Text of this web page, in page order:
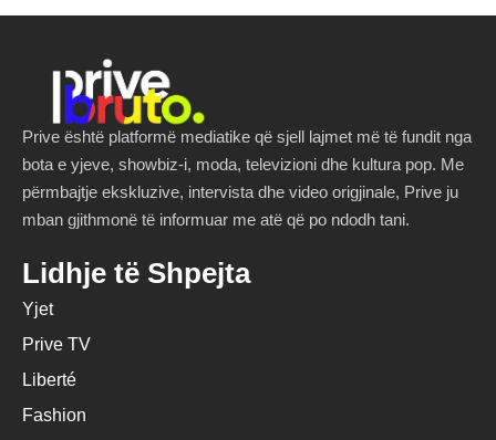
Prive është platformë mediatike që sjell lajmet më të fundit nga
bota e yjeve, showbiz-i, moda, televizioni dhe kultura pop. Me
përmbajtje ekskluzive, intervista dhe video origjinale, Prive ju
mban gjithmonë të informuar me atë që po ndodh tani.
Lidhje të Shpejta
Yjet
Prive TV
Liberté
Fashion